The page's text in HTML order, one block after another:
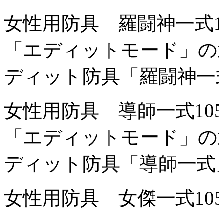
女性用防具 羅闘神一式
「エディットモード」
ディット防具「羅闘神
女性用防具 導師一式
「エディットモード」
ディット防具「導師一
女性用防具 女傑一式